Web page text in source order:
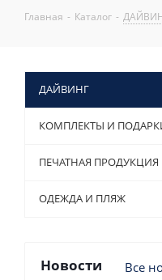
Главная - Каталог -
ДАЙВИНГ
КОМПЛЕКТЫ И
ПЕЧАТНАЯ ПРОДУКЦИЯ
ОДЕЖДА И ПЛЯЖ
Новости Все